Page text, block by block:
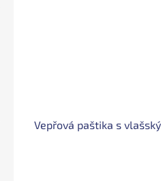
Vepřová paštika s